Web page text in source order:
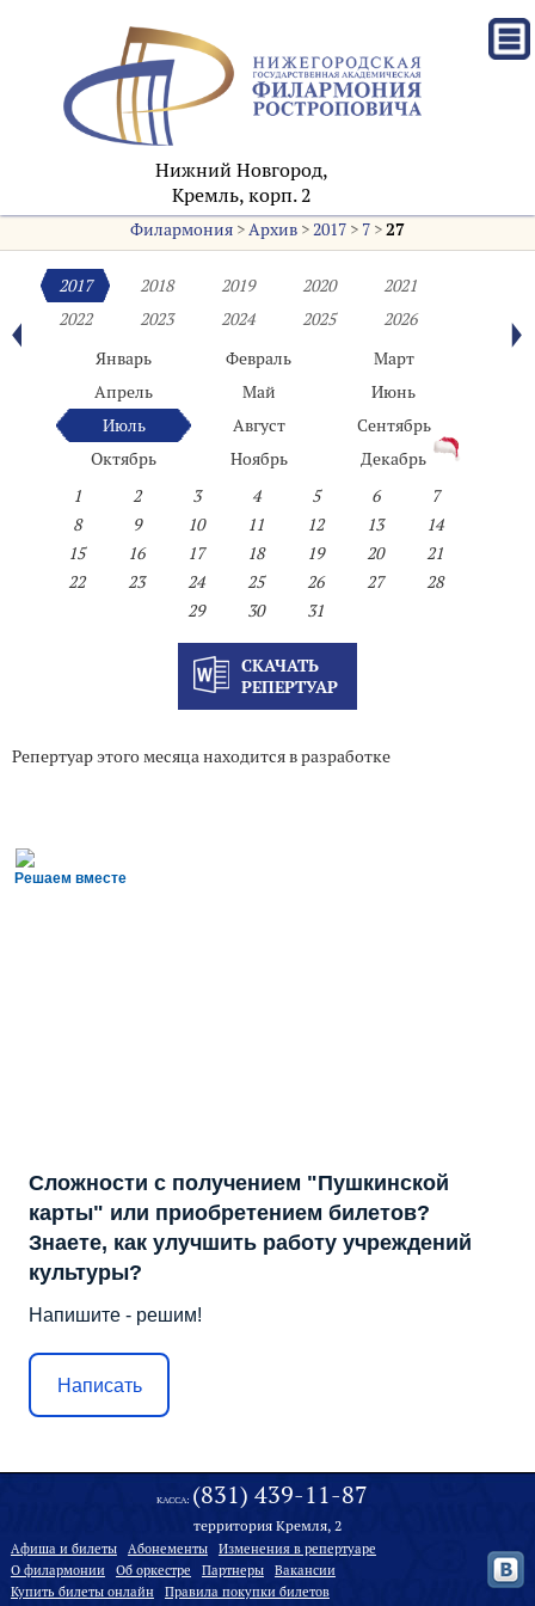
Нижний Новгород,
Кремль, корп. 2
Филармония>Архив>2017> 7>27
2017 2018 2019 2020
2021
2022
2023 2024 2025
2026
Январь
Февраль
Март
Апрель
Май
Июнь
Июль
Август
Сентябрь
Октябрь
Ноябрь
Декабрь
1
2 3 4 5 6
7
8
9 10 11 12 13
14
15
16 17 18 19 20
21
22
23 24 25 26 27
28
29
30 31
СКАЧАТЬ
РЕПЕРТУАР
Репертуар этого месяца находится в разработке
Решаем вместе
Сложности с получением "Пушкинской
карты" или приобретением билетов?
Знаете, как улучшить работу учреждений
культуры?
Напишите - решим!
Написать
КАССА: (831) 439-11-87
территория Кремля, 2
Афиша и билеты Абонементы
Изменения в репертуаре
О филармонии
Oб оркестре Партнеры
Вакансии
Купить билеты онлайн
Правила покупки билетов